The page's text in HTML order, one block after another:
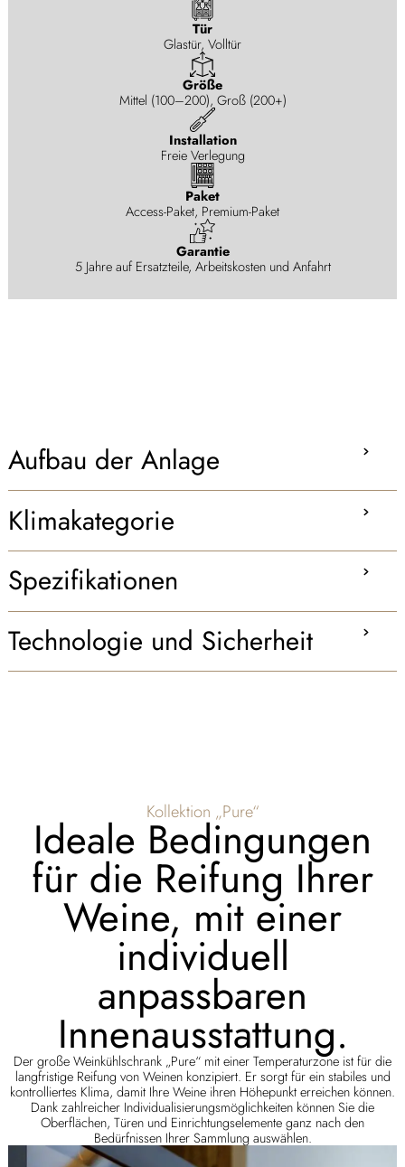
Tür
Glastür, Volltür
Größe
Mittel (100–200), Groß (200+)
Installation
Freie Verlegung
Paket
Access-Paket, Premium-Paket
Garantie
5 Jahre auf Ersatzteile, Arbeitskosten und Anfahrt
Aufbau der Anlage
Klimakategorie
Spezifikationen
Technologie und Sicherheit
Kollektion „Pure“
Ideale Bedingungen
für die Reifung Ihrer
Weine, mit einer
individuell
anpassbaren
Innenausstattung.
Der große Weinkühlschrank „Pure“ mit einer Temperaturzone ist für die
langfristige Reifung von Weinen konzipiert. Er sorgt für ein stabiles und
kontrolliertes Klima, damit Ihre Weine ihren Höhepunkt erreichen können.
Dank zahlreicher Individualisierungsmöglichkeiten können Sie die
Oberflächen, Türen und Einrichtungselemente ganz nach den
Bedürfnissen Ihrer Sammlung auswählen.